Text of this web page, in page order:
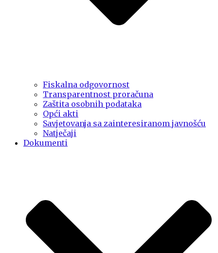
Fiskalna odgovornost
Transparentnost proračuna
Zaštita osobnih podataka
Opći akti
Savjetovanja sa zainteresiranom javnošću
Natječaji
Dokumenti